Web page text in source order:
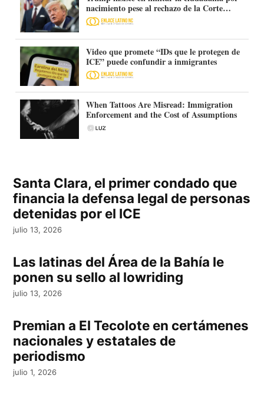
nacimiento pese al rechazo de la Corte
Suprema
Video que promete “IDs que le protegen de
ICE” puede confundir a inmigrantes
When Tattoos Are Misread: Immigration
Enforcement and the Cost of Assumptions
Santa Clara, el primer condado que
financia la defensa legal de personas
detenidas por el ICE
julio 13, 2026
Las latinas del Área de la Bahía le
ponen su sello al lowriding
julio 13, 2026
Premian a El Tecolote en certámenes
nacionales y estatales de
periodismo
julio 1, 2026